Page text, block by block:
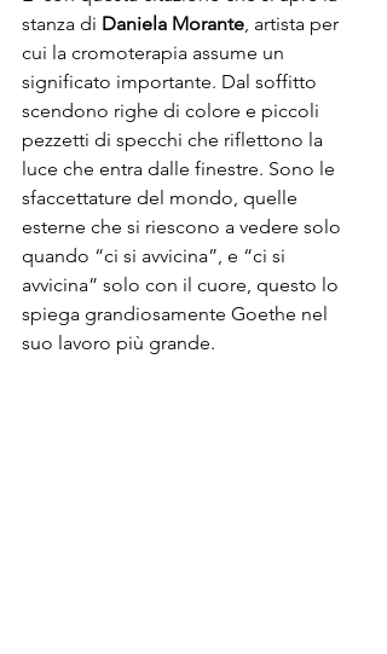
stanza di Daniela Morante , artista per
cui la cromoterapia assume un
significato importante. Dal soffitto
scendono righe di colore e piccoli
pezzetti di specchi che riflettono la
luce che entra dalle finestre. Sono le
sfaccettature del mondo, quelle
esterne che si riescono a vedere solo
quando “ci si avvicina”, e “ci si
avvicina” solo con il cuore, questo lo
spiega grandiosamente Goethe nel
suo lavoro più grande.